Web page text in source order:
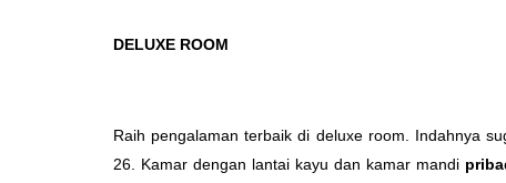
DELUXE ROOM
Raih pengalaman terbaik di deluxe room. Indahnya
26. Kamar dengan lantai kayu dan kamar mandi pri